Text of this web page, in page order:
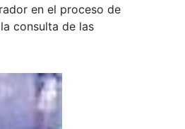
en el proceso de
consulta de las